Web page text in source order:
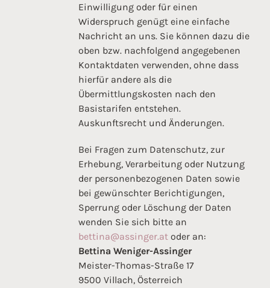
Einwilligung oder für einen
Widerspruch genügt eine einfache
Nachricht an uns. Sie können dazu die
oben bzw. nachfolgend angegebenen
Kontaktdaten verwenden, ohne dass
hierfür andere als die
Übermittlungskosten nach den
Basistarifen entstehen.
Auskunftsrecht und Änderungen.
Bei Fragen zum Datenschutz, zur
Erhebung, Verarbeitung oder Nutzung
der personenbezogenen Daten sowie
bei gewünschter Berichtigungen,
Sperrung oder Löschung der Daten
wenden Sie sich bitte an
bettina@assinger.at oder an:
Bettina Weniger-Assinger
Meister-Thomas-Straße 17
9500 Villach, Österreich